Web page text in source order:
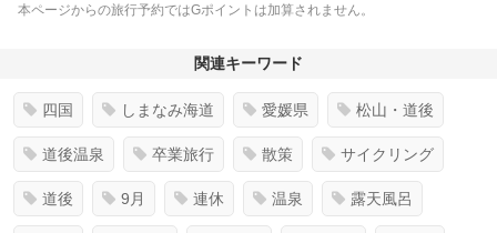
本ページからの旅行予約ではGポイントは加算されません。
関連キーワード
四国 しまなみ海道 愛媛県 松山・道後
道後温泉 卒業旅行 散策 サイクリング
道後 9月 連休 温泉 露天風呂